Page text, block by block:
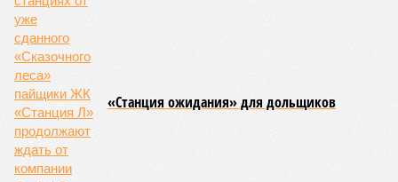
выходит, никак не гарантировало собственные интересы.
«Пока самая популярная в Армении точка зрения по
поводу будущего железных дорог рес­публики –
национализировать пути сообщения и, естественно,
ничего РЖД не компенсировать. Модернизация железных
дорог Армении за счёт России в Ереване считается
совершенно естественной»
Андрей Суздальцев.
Вот только почему для менеджмента РЖД столь же